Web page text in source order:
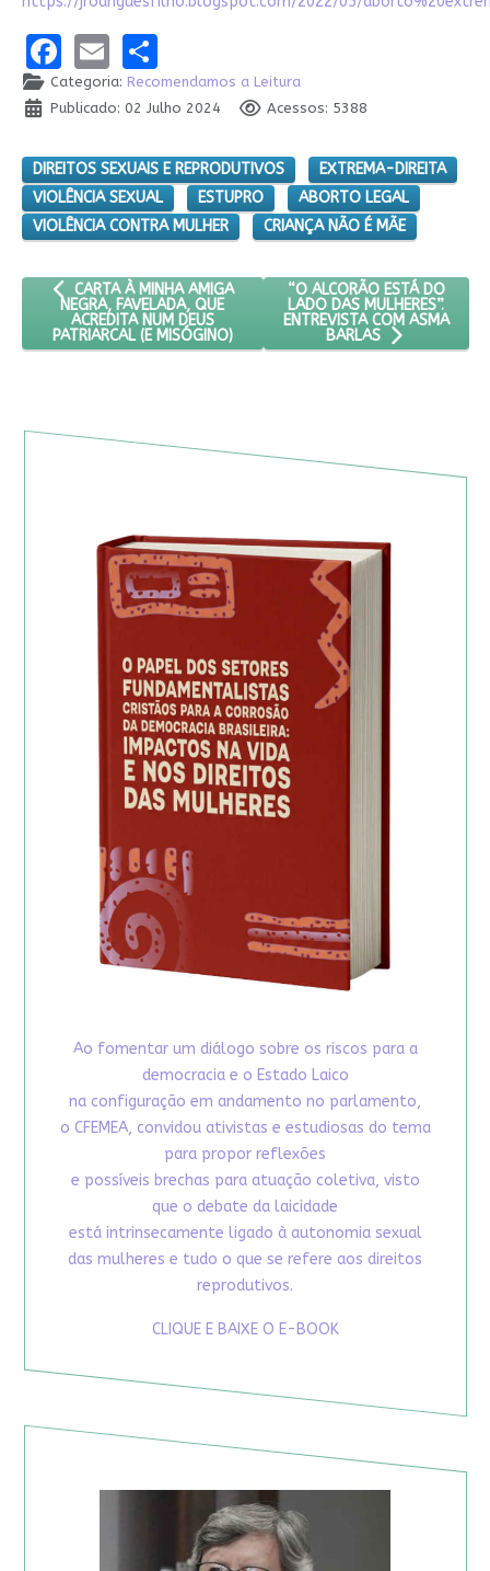
Facebook
EmailShare
Categoria: Recomendamos a Leitura
Publicado: 02 Julho 2024
Acessos: 5388
DIREITOS SEXUAIS E REPRODUTIVOS
EXTREMA-DIREITA
VIOLÊNCIA SEXUAL
ESTUPRO
ABORTO LEGAL
VIOLÊNCIA CONTRA MULHER
CRIANÇA NÃO É MÃE
ARTIGO ANTERIOR: CARTA À MINHA AMIGA NEGRA, FAVELADA,
CARTA À MINHA AMIGA
NEGRA, FAVELADA, QUE
ACREDITA NUM DEUS
PATRIARCAL (E MISÓGINO)
PRÓXIMO ARTIGO: “O
“O ALCORÃO ESTÁ DO
LADO DAS MULHERES”.
ENTREVISTA COM ASMA
BARLAS
Ao fomentar um diálogo sobre os riscos para a
democracia e o Estado Laico
na configuração em andamento no parlamento,
o CFEMEA, convidou ativistas e estudiosas do tema
para propor reflexões
e possíveis brechas para atuação coletiva, visto
que o debate da laicidade
está intrinsecamente ligado à autonomia sexual
das mulheres e tudo o que se refere aos direitos
reprodutivos.
CLIQUE E BAIXE O E-BOOK